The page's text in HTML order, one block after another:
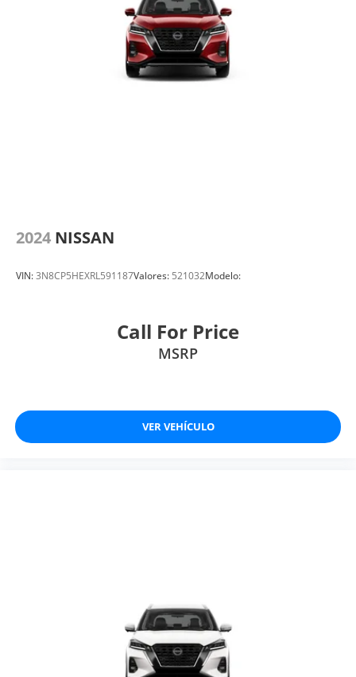
2024 NISSAN
VIN:3N8CP5HEXRL591187Valores: 521032Modelo:
Call For Price
MSRP
VER VEHÍCULO